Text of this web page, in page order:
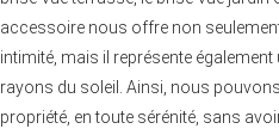
accessoire nous offre non
intimité, mais il représente également
rayons du soleil. Ainsi, nous
propriété, en toute sérénité, sans